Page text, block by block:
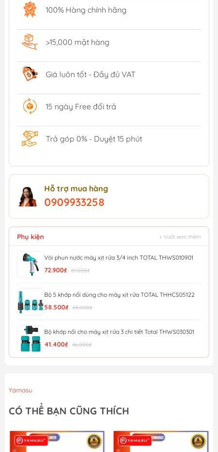
100% Hàng chính hãng
>15,000 mặt hàng
Giá luôn tốt - Đầy đủ VAT
15 ngày Free đổi trả
Trả góp 0% - Duyệt 15 phút
Hỗ trợ mua hàng
0909933258
Phụ kiện ↕ Vuốt xem thêm
Vòi phun nước máy xịt rửa 3/4 inch TOTAL THWS010901
72.900₫ 81.000₫
Bộ 5 khớp nối dùng cho máy xịt rửa TOTAL THHCS05122
58.500₫ 65.000₫
Bộ khớp nối cho máy xịt rửa 3 chi tiết Total THWS030301
41.400₫ 46.000₫
Bộ 2 vòi phun xịt nước TOTAL THWSK0201
261.900₫
Bộ 5 đầu nối nhanh máy xịt rửa INGCO HHCS05122
Yamasu
CÓ THỂ BẠN CŨNG THÍCH